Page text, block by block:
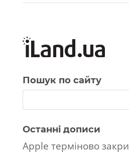
Пошук по сайту
Останні дописи
Apple терміново